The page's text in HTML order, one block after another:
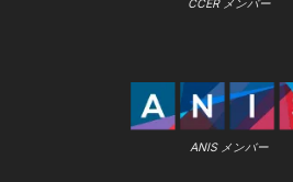
CCER メンバー
ANIS メンバー